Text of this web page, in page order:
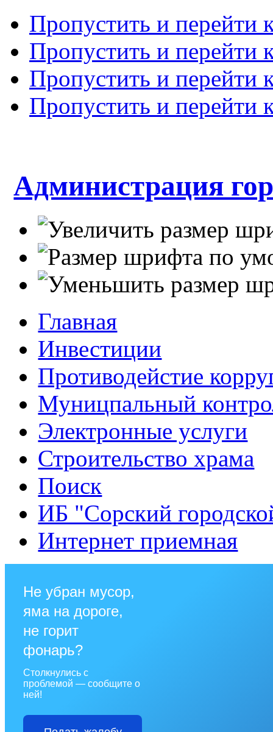
Пропустить и перейти
Пропустить и перейти
Пропустить и перейти
Пропустить и перейти
Администрация
Главная
Инвестиции
Противодейстие
Муницпальный
Электронные услуги
Строительство храма
Поиск
ИБ "Сорский
Интернет приемная
Не убран мусор,
яма на дороге,
не горит
фонарь?
Столкнулись с
проблемой — сообщите о
ней!